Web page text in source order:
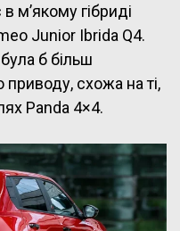
м’якому гібриді
Junior Ibrida Q4.
б більш
схожа на ті,
Panda 4×4.